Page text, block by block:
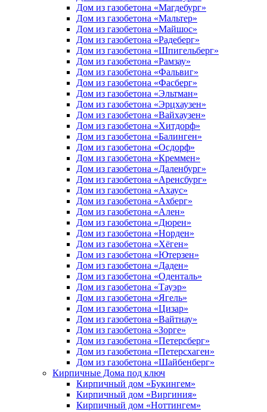
Дом из газобетона «Магдебург»
Дом из газобетона «Мальтер»
Дом из газобетона «Майшос»
Дом из газобетона «Радеберг»
Дом из газобетона «Шпигельберг»
Дом из газобетона «Рамзау»
Дом из газобетона «Фальвиг»
Дом из газобетона «Фасберг»
Дом из газобетона «Эльтман»
Дом из газобетона «Эрцхаузен»
Дом из газобетона «Вайхаузен»
Дом из газобетона «Хитдорф»
Дом из газобетона «Балинген»
Дом из газобетона «Осдорф»
Дом из газобетона «Креммен»
Дом из газобетона «Даленбург»
Дом из газобетона «Аренсбург»
Дом из газобетона «Ахаус»
Дом из газобетона «Ахберг»
Дом из газобетона «Ален»
Дом из газобетона «Дюрен»
Дом из газобетона «Норден»
Дом из газобетона «Хёген»
Дом из газобетона «Ютерзен»
Дом из газобетона «Даден»
Дом из газобетона «Оденталь»
Дом из газобетона «Тауэр»
Дом из газобетона «Ягель»
Дом из газобетона «Цизар»
Дом из газобетона «Вайтнау»
Дом из газобетона «Зорге»
Дом из газобетона «Петерсберг»
Дом из газобетона «Петерсхаген»
Дом из газобетона «Шайбенберг»
Кирпичные Дома под ключ
Кирпичный дом «Букингем»
Кирпичный дом «Виргиния»
Кирпичный дом «Ноттингем»